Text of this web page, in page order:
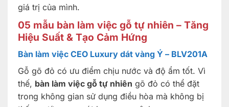
giá trị của mình.
05 mẫu bàn làm việc gỗ tự nhiên – Tăng
Hiệu Suất & Tạo Cảm Hứng
Bàn làm việc CEO Luxury dát vàng Ý – BLV201A
Gỗ gõ đỏ có ưu điểm chịu nước và độ ẩm tốt. Vì
thế, bàn làm việc gỗ tự nhiên gõ đỏ có thể đặt
trong không gian sử dụng điều hòa mà không bị